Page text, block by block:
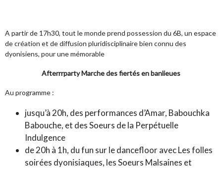
A partir de 17h30, tout le monde prend possession du 6B, un espace
de création et de diffusion pluridisciplinaire bien connu des
dyonisiens, pour une mémorable
Afterrrparty Marche des fiertés en banlieues
Au programme :
jusqu’à 20h, des performances d’Amar, Babouchka
Babouche, et des Soeurs de la Perpétuelle
Indulgence
de 20h à 1h, du fun sur le dancefloor avec Les folles
soirées dyonisiaques, les Soeurs Malsaines et